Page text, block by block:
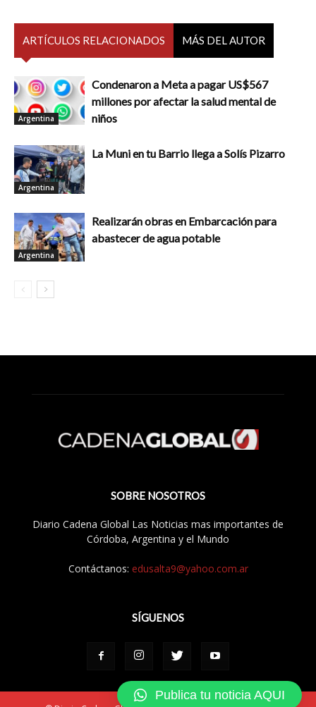
ARTÍCULOS RELACIONADOS MÁS DEL AUTOR
Argentina
Condenaron a Meta a pagar US$567
millones por afectar la salud mental de
niños
Argentina
La Muni en tu Barrio llega a Solís Pizarro
Argentina
Realizarán obras en Embarcación para
abastecer de agua potable
SOBRE NOSOTROS
Diario Cadena Global Las Noticias mas importantes de
Córdoba, Argentina y el Mundo
Contáctanos: edusalta9@yahoo.com.ar
SÍGUENOS
Publica tu noticia AQUI